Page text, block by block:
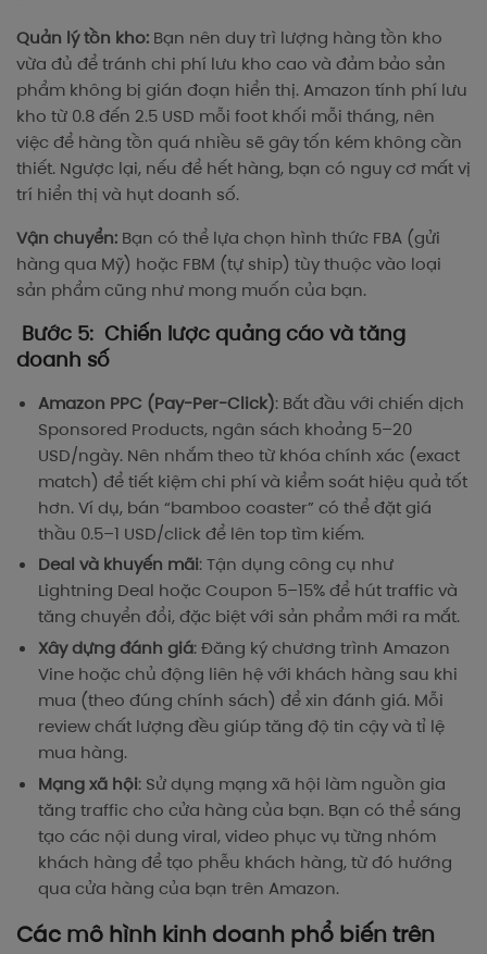
Quản lý tồn kho: Bạn nên duy trì lượng hàng tồn kho
vừa đủ để tránh chi phí lưu kho cao và đảm bảo sản
phẩm không bị gián đoạn hiển thị. Amazon tính phí lưu
kho từ 0.8 đến 2.5 USD mỗi foot khối mỗi tháng, nên
việc để hàng tồn quá nhiều sẽ gây tốn kém không cần
thiết. Ngược lại, nếu để hết hàng, bạn có nguy cơ mất vị
trí hiển thị và hụt doanh số.
Vận chuyển: Bạn có thể lựa chọn hình thức FBA (gửi
hàng qua Mỹ) hoặc FBM (tự ship) tùy thuộc vào loại
sản phẩm cũng như mong muốn của bạn.
Bước 5: Chiến lược quảng cáo và tăng
doanh số
Amazon PPC (Pay-Per-Click): Bắt đầu với chiến dịch
Sponsored Products, ngân sách khoảng 5–20
USD/ngày. Nên nhắm theo từ khóa chính xác (exact
match) để tiết kiệm chi phí và kiểm soát hiệu quả tốt
hơn. Ví dụ, bán “bamboo coaster” có thể đặt giá
thầu 0.5–1 USD/click để lên top tìm kiếm.
Deal và khuyến mãi: Tận dụng công cụ như
Lightning Deal hoặc Coupon 5–15% để hút traffic và
tăng chuyển đổi, đặc biệt với sản phẩm mới ra mắt.
Xây dựng đánh giá: Đăng ký chương trình Amazon
Vine hoặc chủ động liên hệ với khách hàng sau khi
mua (theo đúng chính sách) để xin đánh giá. Mỗi
review chất lượng đều giúp tăng độ tin cậy và tỉ lệ
mua hàng.
Mạng xã hội: Sử dụng mạng xã hội làm nguồn gia
tăng traffic cho cửa hàng của bạn. Bạn có thể sáng
tạo các nội dung viral, video phục vụ từng nhóm
khách hàng để tạo phễu khách hàng, từ đó hướng
qua cửa hàng của bạn trên Amazon.
Các mô hình kinh doanh phổ biến trên